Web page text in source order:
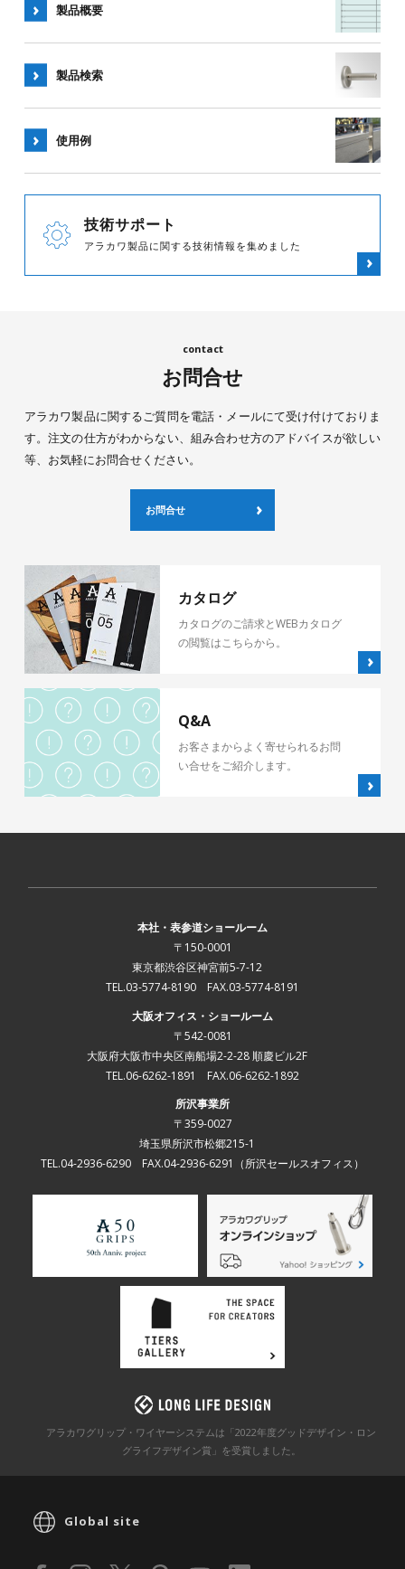
製品概要
製品検索
使用例
技術サポート
アラカワ製品に関する技術情報を集めました
お問合せ
アラカワ製品に関するご質問を電話・メールにて受け付けておりま
す。注文の仕方がわからない、組み合わせ方のアドバイスが欲しい
等、お気軽にお問合せください。
お問合せ
カタログ
カタログのご請求とWEBカタログ
の閲覧はこちらから。
Q&A
お客さまからよく寄せられるお問
い合せをご紹介します。
本社・表参道ショールーム
〒150-0001
東京都渋谷区神宮前5-7-12
TEL.03-5774-8190 FAX.03-5774-8191
大阪オフィス・ショールーム
〒542-0081
大阪府大阪市中央区南船場2-2-28 順慶ビル2F
TEL.06-6262-1891 FAX.06-6262-1892
所沢事業所
〒359-0027
埼玉県所沢市松郷215-1
TEL.04-2936-6290 FAX.04-2936-6291 （所沢セールスオフィス）
アラカワグリップ・ワイヤーシステムは「2022年度グッドデザイン・ロン
グライフデザイン賞」を受賞しました。
Global site